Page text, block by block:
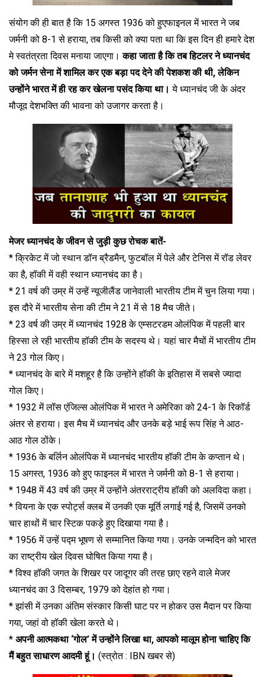
संयोग की ही बात है कि 15 अगस्त 1936 को हुएफाइनल में भारत ने जब
जर्मनी को 8-1 से हराया, तब किसी को क्या पता था कि इस दिन ही हमारे देश
मे स्वतंत्रता दिवस मनाया जाएगा।कहा जाता है कि तब हिटलर ने ध्यानचंद
को जर्मन सेना में शामिल कर एक बड़ा पद देने की पेशकश की थी, लेकिन
उन्होंने भारत में ही रह कर खेलना पसंद किया था। ये ध्यानचंद जी के अंदर
मौजूद देशभक्ति की भावना को उजागर करता है।
मेजर ध्यानचंद के जीवन से जुड़ी कुछ रोचक बातें-
* क्रिकेट में जो स्थान डॉन ब्रैडमैन, फुटबॉल में पेले और टेनिस में रॉड लेवर
का है, हॉकी में वही स्थान ध्यानचंद का है।
* 21 वर्ष की उम्र में उन्हें न्यूजीलैंड जानेवाली भारतीय टीम में चुन लिया गया।
इस दौरे में भारतीय सेना की टीम ने 21 में से 18 मैच जीते।
* 23 वर्ष की उम्र में ध्यानचंद 1928 के एम्सटरडम ओलंपिक में पहली बार
हिस्सा ले रही भारतीय हॉकी टीम के सदस्य थे। यहां चार मैचों में भारतीय टीम
ने 23 गोल किए।
* ध्यानचंद के बारे में मशहूर है कि उन्होंने हॉकी के इतिहास में सबसे ज्यादा
गोल किए।
* 1932 में लॉस एंजिल्स ओलंपिक में भारत ने अमेरिका को 24-1 के रिकॉर्ड
अंतर से हराया। इस मैच में ध्यानचंद और उनके बड़े भाई रूप सिंह ने आठ-
आठ गोल ठोंके।
* 1936 के बर्लिन ओलंपिक में ध्यानचंद भारतीय हॉकी टीम के कप्तान थे।
15 अगस्त, 1936 को हुए फाइनल में भारत ने जर्मनी को 8-1 से हराया।
* 1948 में 43 वर्ष की उम्र में उन्होंने अंतरराट्रीय हॉकी को अलविदा कहा।
* वियना के एक स्पोर्ट्स क्लब में उनकी एक मूर्ति लगाई गई है, जिसमें उनको
चार हाथों में चार स्टिक पकड़े हुए दिखाया गया है।
* 1956 में उन्हें पद्म भूषण से सम्मानित किया गया। उनके जन्मदिन को भारत
का राष्ट्रीय खेल दिवस घोषित किया गया है।
* विश्व हॉकी जगत के शिखर पर जादूगर की तरह छाए रहने वाले मेजर
ध्यानचंद का 3 दिसम्बर, 1979 को देहांत हो गया।
* झांसी में उनका अंतिम संस्कार किसी घाट पर न होकर उस मैदान पर किया
गया, जहां वो हॉकी खेला करते थे।
* अपनी आत्मकथा ‘गोल’ में उन्होंने लिखा था, आपको मालूम होना चाहिए कि
मैं बहुत साधारण आदमी हूं। (स्त्रोत : IBN खबर से)